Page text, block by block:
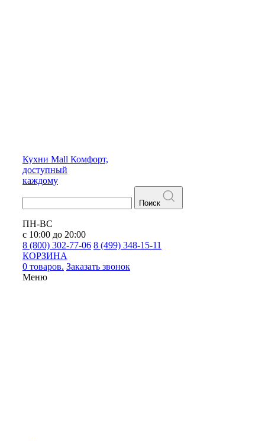
Кухни Mall Комфорт,
доступный
каждому
Поиск
ПН-ВС
с 10:00 до 20:00
8 (800) 302-77-06 8 (499) 348-15-11
КОРЗИНА
0 товаров. Заказать звонок
Меню